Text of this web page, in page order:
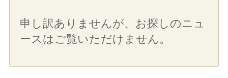
申し訳ありませんが、お探しのニュ
ースはご覧いただけません。